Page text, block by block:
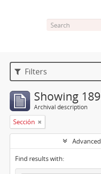
Filters
Showing
Archival description
Sección
Find results with: